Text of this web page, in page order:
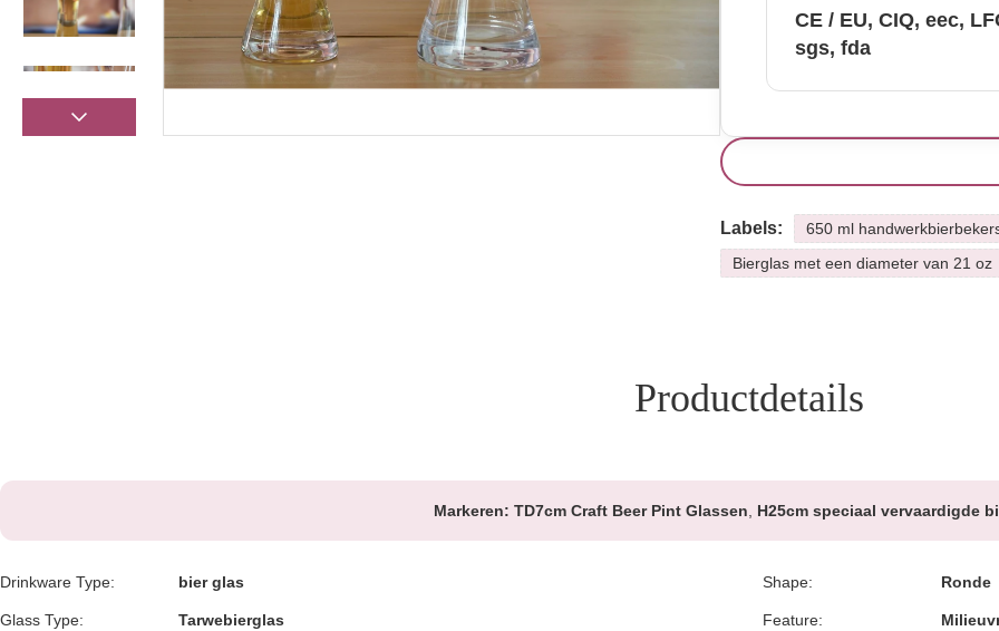
CE / EU, CIQ, eec,
sgs, fda
Labels:
650 ml
Bierglas met een diameter van 21 oz
Productdetails
Markeren: TD7cm Craft Beer Pint Glassen H25cm speciaal vervaardigde
Drinkware Type: bier glas Shape: Ronde
Glass Type: Tarwebierglas Feature: